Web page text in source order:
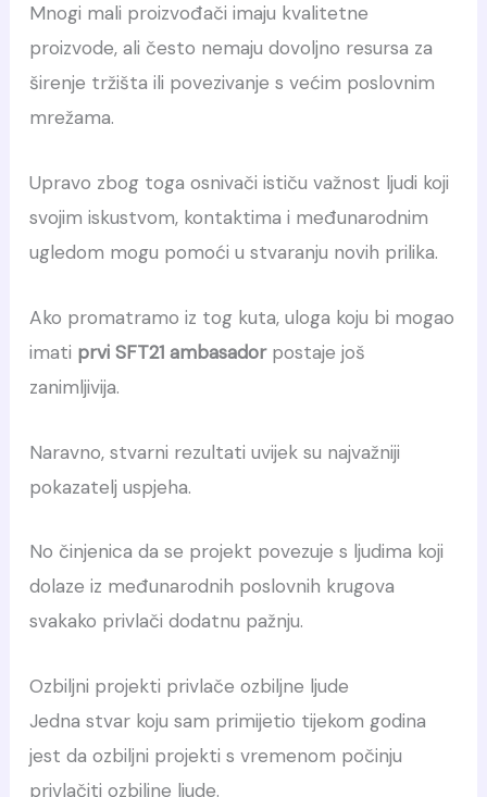
Mnogi mali proizvođači imaju kvalitetne
proizvode, ali često nemaju dovoljno resursa za
širenje tržišta ili povezivanje s većim poslovnim
mrežama.
Upravo zbog toga osnivači ističu važnost ljudi koji
svojim iskustvom, kontaktima i međunarodnim
ugledom mogu pomoći u stvaranju novih prilika.
Ako promatramo iz tog kuta, uloga koju bi mogao
imati prvi SFT21 ambasadorpostaje još
zanimljivija.
Naravno, stvarni rezultati uvijek su najvažniji
pokazatelj uspjeha.
No činjenica da se projekt povezuje s ljudima koji
dolaze iz međunarodnih poslovnih krugova
svakako privlači dodatnu pažnju.
Ozbiljni projekti privlače ozbiljne ljude
Jedna stvar koju sam primijetio tijekom godina
jest da ozbiljni projekti s vremenom počinju
privlačiti ozbiljne ljude.